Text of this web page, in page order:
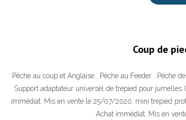
Coup de
Pêche au coup et Anglaise . Pêche au Feeder . Pêche
Support adaptateur universel de trépied pour
immédiat. Mis en vente le 25/07/2020. mini trépied
Achat immédiat. Mis en